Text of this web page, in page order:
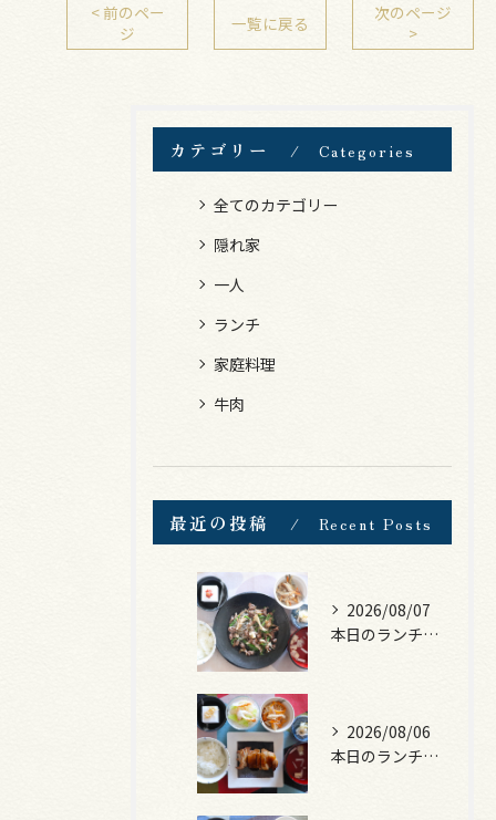
< 前のペー
ジ
一覧に戻る
次のページ
>
カテゴリー Categories
全てのカテゴリー
隠れ家
一人
ランチ
家庭料理
牛肉
最近の投稿 Recent Posts
2026/08/07
本日のランチは、黒毛和牛のチャプチェ！
2026/08/06
本日のランチは、照焼きチキン！